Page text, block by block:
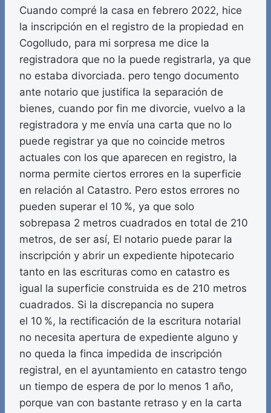
Cuando compré la casa en febrero 2022, hice
la inscripción en el registro de la propiedad en
Cogolludo, para mi sorpresa me dice la
registradora que no la puede registrarla, ya que
no estaba divorciada. pero tengo documento
ante notario que justifica la separación de
bienes, cuando por fin me divorcie, vuelvo a la
registradora y me envía una carta que no lo
puede registrar ya que no coincide metros
actuales con los que aparecen en registro, la
norma permite ciertos errores en la superficie
en relación al Catastro. Pero estos errores no
pueden superar el 10 %, ya que solo
sobrepasa 2 metros cuadrados en total de 210
metros, de ser así, El notario puede parar la
inscripción y abrir un expediente hipotecario
tanto en las escrituras como en catastro es
igual la superficie construida es de 210 metros
cuadrados. Si la discrepancia no supera
el 10 %, la rectificación de la escritura notarial
no necesita apertura de expediente alguno y
no queda la finca impedida de inscripción
registral, en el ayuntamiento en catastro tengo
un tiempo de espera de por lo menos 1 año,
porque van con bastante retraso y en la carta